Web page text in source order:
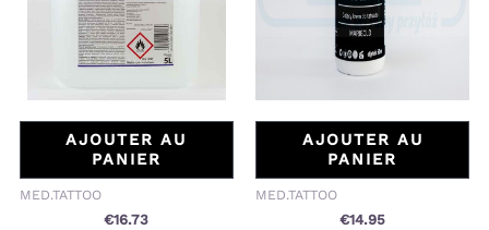
AJOUTER AU
PANIER
MED.TATTOO
€16.73
AJOUTER AU
PANIER
MED.TATTOO
€14.95